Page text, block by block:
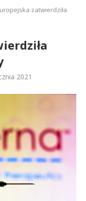
zatwierdziła
2021